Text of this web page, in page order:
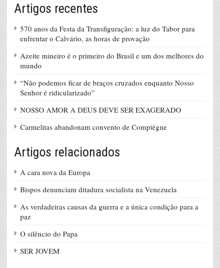
Artigos recentes
570 anos da Festa da Transfiguração: a luz do Tabor para
enfrentar o Calvário, as horas de provação
Azeite mineiro é o primeiro do Brasil e um dos melhores do
mundo
“Não podemos ficar de braços cruzados enquanto Nosso
Senhor é ridicularizado”
NOSSO AMOR A DEUS DEVE SER EXAGERADO
Carmelitas abandonam convento de Compiègne
Artigos relacionados
A cara nova da Europa
Bispos denunciam ditadura socialista na Venezuela
As verdadeiras causas da guerra e a única condição para a
paz
O silêncio do Papa
SER JOVEM